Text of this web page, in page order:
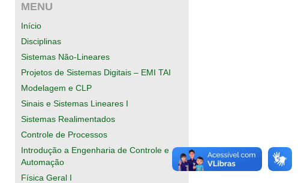
MENU
Início
Disciplinas
Sistemas Não-Lineares
Projetos de Sistemas Digitais – EMI TAI
Modelagem e CLP
Sinais e Sistemas Lineares I
Sistemas Realimentados
Controle de Processos
Introdução a Engenharia de Controle e
Automação
Física Geral I